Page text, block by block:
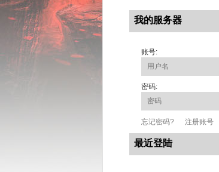
我的服务器
账号:
密码:
忘记密码? 注册账号
最近登陆